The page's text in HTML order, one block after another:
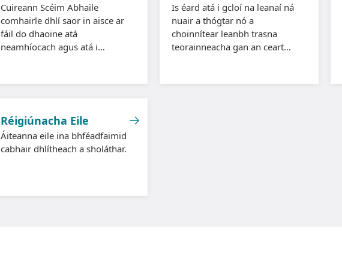
Cuireann Scéim Abhaile
comhairle dhlí saor in aisce ar
fáil do dhaoine atá
neamhíocach agus atá i
Is éard atá i gcloí na leanaí ná
nuair a thógtar nó a
choinnítear leanbh trasna
teorainneacha gan an ceart
Réigiúnacha Eile
Áiteanna eile ina bhféadfaimid
cabhair dhlítheach a sholáthar.